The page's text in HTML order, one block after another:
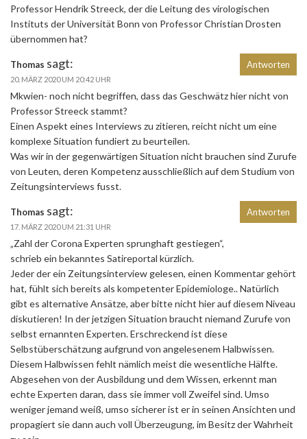
Professor Hendrik Streeck, der die Leitung des virologischen
Instituts der Universität Bonn von Professor Christian Drosten
übernommen hat?
Thomas sagt:
20. MÄRZ 2020 UM 20:42 UHR
Mkwien- noch nicht begriffen, dass das Geschwätz hier nicht von
Professor Streeck stammt?
Einen Aspekt eines Interviews zu zitieren, reicht nicht um eine
komplexe Situation fundiert zu beurteilen.
Was wir in der gegenwärtigen Situation nicht brauchen sind Zurufe
von Leuten, deren Kompetenz ausschließlich auf dem Studium von
Zeitungsinterviews fusst.
Antworten
Thomas sagt:
17. MÄRZ 2020 UM 21:31 UHR
„Zahl der Corona Experten sprunghaft gestiegen“,
schrieb ein bekanntes Satireportal kürzlich.
Jeder der ein Zeitungsinterview gelesen, einen Kommentar gehört
hat, fühlt sich bereits als kompetenter Epidemiologe.. Natürlich
gibt es alternative Ansätze, aber bitte nicht hier auf diesem Niveau
diskutieren! In der jetzigen Situation braucht niemand Zurufe von
selbst ernannten Experten. Erschreckend ist diese
Selbstüberschätzung aufgrund von angelesenem Halbwissen.
Diesem Halbwissen fehlt nämlich meist die wesentliche Hälfte.
Abgesehen von der Ausbildung und dem Wissen, erkennt man
echte Experten daran, dass sie immer voll Zweifel sind. Umso
weniger jemand weiß, umso sicherer ist er in seinen Ansichten und
propagiert sie dann auch voll Überzeugung, im Besitz der Wahrheit
Antworten